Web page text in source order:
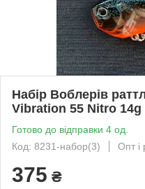
Набір Воблерів
Vibration 55 Nitro 14g
Готово до відправки 4 од.
Код: 8231-набор(3)
Опт і
375 ₴